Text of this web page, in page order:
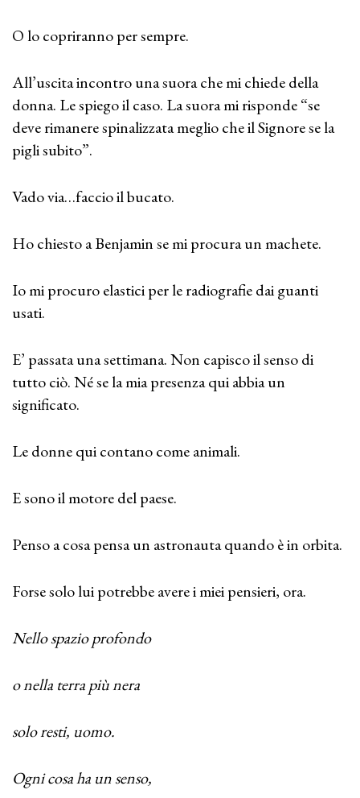
O lo copriranno per sempre.
All’uscita incontro una suora che mi chiede della
donna. Le spiego il caso. La suora mi risponde “se
deve rimanere spinalizzata meglio che il Signore se la
pigli subito”.
Vado via…faccio il bucato.
Ho chiesto a Benjamin se mi procura un machete.
Io mi procuro elastici per le radiografie dai guanti
usati.
E’ passata una settimana. Non capisco il senso di
tutto ciò. Né se la mia presenza qui abbia un
significato.
Le donne qui contano come animali.
E sono il motore del paese.
Penso a cosa pensa un astronauta quando è in orbita.
Forse solo lui potrebbe avere i miei pensieri, ora.
Nello spazio profondo
o nella terra più nera
solo resti, uomo.
Ogni cosa ha un senso,